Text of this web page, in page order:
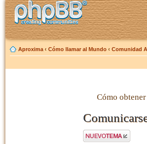
Aproxima ‹ Cómo llamar al Mundo ‹ Comunidad
Cómo
Publicar un nuevo
tema